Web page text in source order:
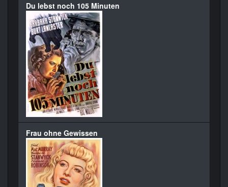
Du lebst noch 105 Minuten
Frau ohne Gewissen